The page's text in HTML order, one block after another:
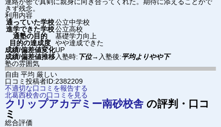
きず残念。
利用内容
通っていた学校公立中学校
進学できた学校公立高校
通塾の目的
基礎学力向上
目的の達成度 やや達成できた
成績/偏差値変化UP
成績/偏差値推移入塾時:下位→ 入塾後:平均よりやや下
塾の雰囲気
自由 平均 厳しい
口コミ投稿者ID:2382209
不適切な口コミを報告する
北葛西校舎の口コミを見る
クリップアカデミー南砂校舎 の評判・口コ
ミ
総合評価